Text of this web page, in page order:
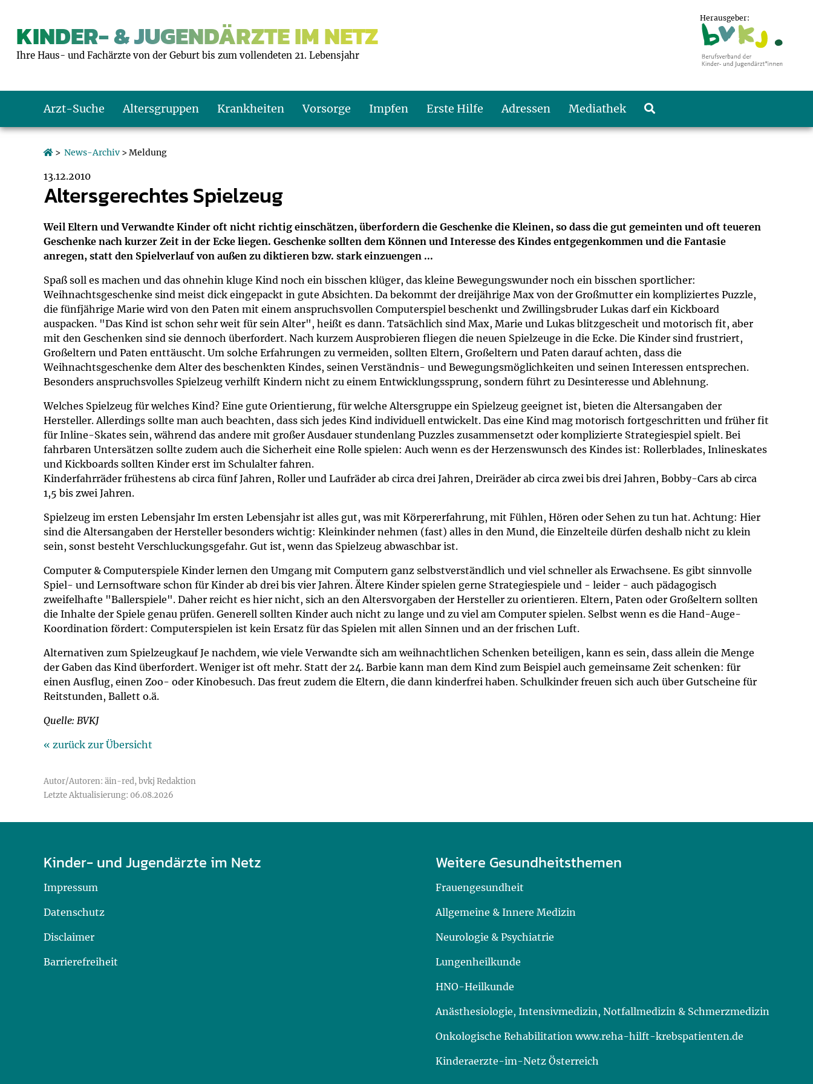
KINDER- & JUGENDÄRZTE IM NETZ
Ihre Haus- und Fachärzte von der Geburt bis zum vollendeten 21. Lebensjahr
Herausgeber:
Arzt-Suche Altersgruppen
Jugendliche
Krankheiten Vorsorge
Teenager: J1 bis J2
Impfen
Impfreaktionen
Impfsicherheit
Häufige Fragen
Recht auf Impfung
Vorsorge- und Impferinnerung
Erste Hilfe
Sofortmaßnahmen
Notdienste
Adressen
Link-Tipps
Mediathek
Wachstum-Rechner
Empfehlungen zum Bildschirmmediengebrauch
Hörlexikon
Material zu den Vorsorgen
Entwicklungskalender
Broschüren und Informationsflyer
U0-Vorsorge
> News-Archiv > Meldung
13.12.2010
Altersgerechtes Spielzeug
Weil Eltern und Verwandte Kinder oft nicht richtig einschätzen, überfordern die Geschenke die Kleinen, so dass die gut gemeinten und oft teueren
Geschenke nach kurzer Zeit in der Ecke liegen. Geschenke sollten dem Können und Interesse des Kindes entgegenkommen und die Fantasie
anregen, statt den Spielverlauf von außen zu diktieren bzw. stark einzuengen ...
Spaß soll es machen und das ohnehin kluge Kind noch ein bisschen klüger, das kleine Bewegungswunder noch ein bisschen sportlicher:
Weihnachtsgeschenke sind meist dick eingepackt in gute Absichten. Da bekommt der dreijährige Max von der Großmutter ein kompliziertes Puzzle,
die fünfjährige Marie wird von den Paten mit einem anspruchsvollen Computerspiel beschenkt und Zwillingsbruder Lukas darf ein Kickboard
auspacken. "Das Kind ist schon sehr weit für sein Alter", heißt es dann. Tatsächlich sind Max, Marie und Lukas blitzgescheit und motorisch fit, aber
mit den Geschenken sind sie dennoch überfordert. Nach kurzem Ausprobieren fliegen die neuen Spielzeuge in die Ecke. Die Kinder sind frustriert,
Großeltern und Paten enttäuscht. Um solche Erfahrungen zu vermeiden, sollten Eltern, Großeltern und Paten darauf achten, dass die
Weihnachtsgeschenke dem Alter des beschenkten Kindes, seinen Verständnis- und Bewegungsmöglichkeiten und seinen Interessen entsprechen.
Besonders anspruchsvolles Spielzeug verhilft Kindern nicht zu einem Entwicklungssprung, sondern führt zu Desinteresse und Ablehnung.
Welches Spielzeug für welches Kind? Eine gute Orientierung, für welche Altersgruppe ein Spielzeug geeignet ist, bieten die Altersangaben der
Hersteller. Allerdings sollte man auch beachten, dass sich jedes Kind individuell entwickelt. Das eine Kind mag motorisch fortgeschritten und früher fit
für Inline-Skates sein, während das andere mit großer Ausdauer stundenlang Puzzles zusammensetzt oder komplizierte Strategiespiel spielt. Bei
fahrbaren Untersätzen sollte zudem auch die Sicherheit eine Rolle spielen: Auch wenn es der Herzenswunsch des Kindes ist: Rollerblades, Inlineskates
und Kickboards sollten Kinder erst im Schulalter fahren.
Kinderfahrräder frühestens ab circa fünf Jahren, Roller und Laufräder ab circa drei Jahren, Dreiräder ab circa zwei bis drei Jahren, Bobby-Cars ab circa
1,5 bis zwei Jahren.
Spielzeug im ersten Lebensjahr Im ersten Lebensjahr ist alles gut, was mit Körpererfahrung, mit Fühlen, Hören oder Sehen zu tun hat. Achtung: Hier
sind die Altersangaben der Hersteller besonders wichtig: Kleinkinder nehmen (fast) alles in den Mund, die Einzelteile dürfen deshalb nicht zu klein
sein, sonst besteht Verschluckungsgefahr. Gut ist, wenn das Spielzeug abwaschbar ist.
Computer & Computerspiele Kinder lernen den Umgang mit Computern ganz selbstverständlich und viel schneller als Erwachsene. Es gibt sinnvolle
Spiel- und Lernsoftware schon für Kinder ab drei bis vier Jahren. Ältere Kinder spielen gerne Strategiespiele und - leider - auch pädagogisch
zweifelhafte "Ballerspiele". Daher reicht es hier nicht, sich an den Altersvorgaben der Hersteller zu orientieren. Eltern, Paten oder Großeltern sollten
die Inhalte der Spiele genau prüfen. Generell sollten Kinder auch nicht zu lange und zu viel am Computer spielen. Selbst wenn es die Hand-Auge-
Koordination fördert: Computerspielen ist kein Ersatz für das Spielen mit allen Sinnen und an der frischen Luft.
Alternativen zum Spielzeugkauf Je nachdem, wie viele Verwandte sich am weihnachtlichen Schenken beteiligen, kann es sein, dass allein die Menge
der Gaben das Kind überfordert. Weniger ist oft mehr. Statt der 24. Barbie kann man dem Kind zum Beispiel auch gemeinsame Zeit schenken: für
einen Ausflug, einen Zoo- oder Kinobesuch. Das freut zudem die Eltern, die dann kinderfrei haben. Schulkinder freuen sich auch über Gutscheine für
Reitstunden, Ballett o.ä.
Quelle: BVKJ
« zurück zur Übersicht
Autor/Autoren: äin-red, bvkj Redaktion
Letzte Aktualisierung: 06.08.2026
Kinder- und Jugendärzte im Netz
Impressum
Datenschutz
Disclaimer
Barrierefreiheit
Weitere Gesundheitsthemen
Frauengesundheit
Allgemeine & Innere Medizin
Neurologie & Psychiatrie
Lungenheilkunde
HNO-Heilkunde
Anästhesiologie, Intensivmedizin, Notfallmedizin & Schmerzmedizin
Onkologische Rehabilitation www.reha-hilft-krebspatienten.de
Kinderaerzte-im-Netz Österreich